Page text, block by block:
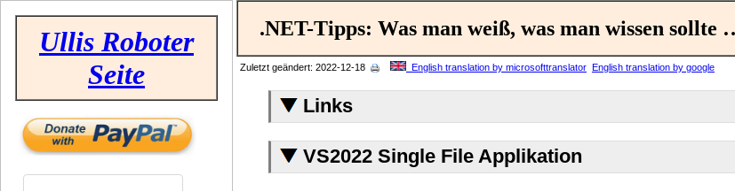
.NET-Tipps: Was man weiß, was man wissen sollte
Zuletzt geändert: 2022-12-18 English translation by microsofttranslator English translation by google
Links
VS2022 Single File Applikation
Ullis Roboter
Seite